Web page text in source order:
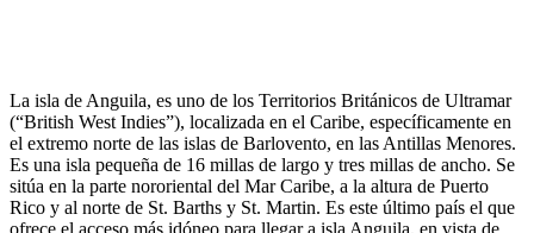
La isla de Anguila, es uno de los Territorios Británicos de Ultramar
(“British West Indies”), localizada en el Caribe, específicamente en
el extremo norte de las islas de Barlovento, en las Antillas Menores.
Es una isla pequeña de 16 millas de largo y tres millas de ancho. Se
sitúa en la parte nororiental del Mar Caribe, a la altura de Puerto
Rico y al norte de St. Barths y St. Martin. Es este último país el que
ofrece el acceso más idóneo para llegar a isla Anguila, en vista de